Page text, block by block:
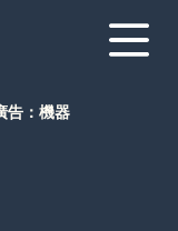
告：機器